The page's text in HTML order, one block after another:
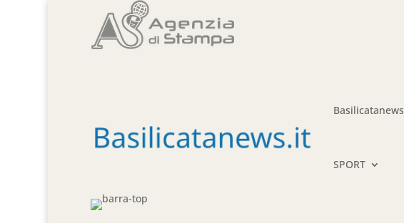
Basilicatanews
SPORT